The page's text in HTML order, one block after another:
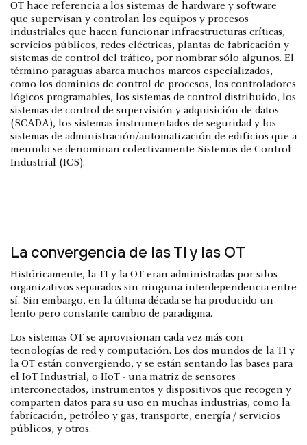
OT hace referencia a los sistemas de hardware y software
que supervisan y controlan los equipos y procesos
industriales que hacen funcionar infraestructuras críticas,
servicios públicos, redes eléctricas, plantas de fabricación y
sistemas de control del tráfico, por nombrar sólo algunos. El
término paraguas abarca muchos marcos especializados,
como los dominios de control de procesos, los controladores
lógicos programables, los sistemas de control distribuido, los
sistemas de control de supervisión y adquisición de datos
(SCADA), los sistemas instrumentados de seguridad y los
sistemas de administración/automatización de edificios que a
menudo se denominan colectivamente Sistemas de Control
Industrial (ICS).
La convergencia de las TI y las OT
Históricamente, la TI y la OT eran administradas por silos
organizativos separados sin ninguna interdependencia entre
sí. Sin embargo, en la última década se ha producido un
lento pero constante cambio de paradigma.
Los sistemas OT se aprovisionan cada vez más con
tecnologías de red y computación. Los dos mundos de la TI y
la OT están convergiendo, y se están sentando las bases para
el IoT Industrial, o IIoT - una matriz de sensores
interconectados, instrumentos y dispositivos que recogen y
comparten datos para su uso en muchas industrias, como la
fabricación, petróleo y gas, transporte, energía / servicios
públicos, y otros.